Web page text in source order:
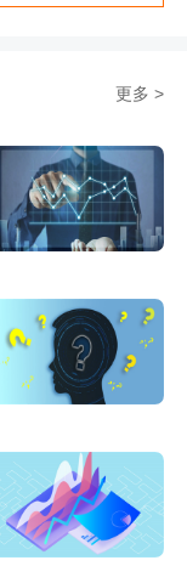
更多 >